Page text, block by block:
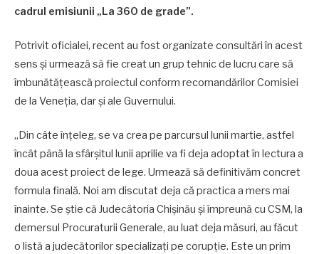
cadrul emisiunii „La 360 de grade”.
Potrivit oficialei, recent au fost organizate consultări în acest
sens și urmează să fie creat un grup tehnic de lucru care să
îmbunătățească proiectul conform recomandărilor Comisiei
de la Veneția, dar și ale Guvernului.
„Din câte înțeleg, se va crea pe parcursul lunii martie, astfel
încât până la sfârșitul lunii aprilie va fi deja adoptat în lectura a
doua acest proiect de lege. Urmează să definitivăm concret
formula finală. Noi am discutat deja că practica a mers mai
înainte. Se știe că Judecătoria Chișinău și împreună cu CSM, la
demersul Procuraturii Generale, au luat deja măsuri, au făcut
o listă a judecătorilor specializați pe corupție. Este un prim